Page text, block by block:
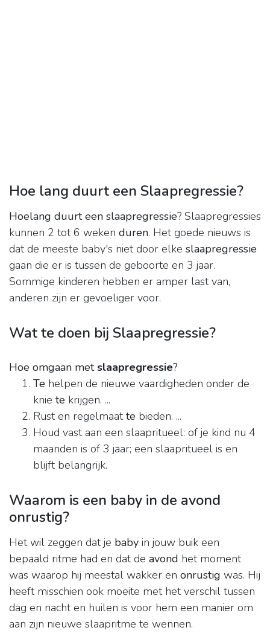
Hoe lang duurt een Slaapregressie?
Hoelang duurt een slaapregressie? Slaapregressies
kunnen 2 tot 6 weken duren. Het goede nieuws is
dat de meeste baby's niet door elke slaapregressie
gaan die er is tussen de geboorte en 3 jaar.
Sommige kinderen hebben er amper last van,
anderen zijn er gevoeliger voor.
Wat te doen bij Slaapregressie?
Hoe omgaan metslaapregressie?
Te helpen de nieuwe vaardigheden onder de
knie te krijgen. ...
Rust en regelmaatte bieden. ...
Houd vast aan een slaapritueel: of je kind nu 4
maanden is of 3 jaar; een slaapritueel is en
blijft belangrijk.
Waarom is een baby in de avond
onrustig?
Het wil zeggen dat je baby in jouw buik een
bepaald ritme had en dat de avond het moment
was waarop hij meestal wakker en onrustig was. Hij
heeft misschien ook moeite met het verschil tussen
dag en nacht en huilen is voor hem een manier om
aan zijn nieuwe slaapritme te wennen.